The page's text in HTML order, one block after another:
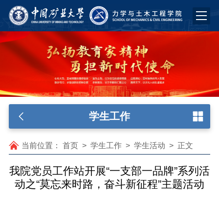
学生工作
当前位置： 首页> 学生工作> 学生活动 > 正文
我院党员工作站开展“一支部一品牌”系列活
动之“莫忘来时路，奋斗新征程”主题活动